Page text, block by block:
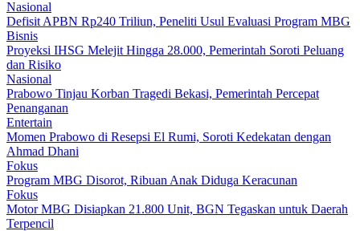
Nasional
Defisit APBN Rp240 Triliun, Peneliti Usul Evaluasi Program MBG
Bisnis
Proyeksi IHSG Melejit Hingga 28.000, Pemerintah Soroti Peluang
dan Risiko
Nasional
Prabowo Tinjau Korban Tragedi Bekasi, Pemerintah Percepat
Penanganan
Entertain
Momen Prabowo di Resepsi El Rumi, Soroti Kedekatan dengan
Ahmad Dhani
Fokus
Program MBG Disorot, Ribuan Anak Diduga Keracunan
Fokus
Motor MBG Disiapkan 21.800 Unit, BGN Tegaskan untuk Daerah
Terpencil